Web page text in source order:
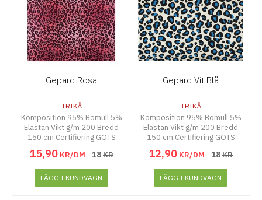
Gepard Rosa
TRIKÅ
Komposition 95% Bomull 5%
Elastan Vikt g/m 200 Bredd
150 cm Certifiering GOTS
15,90 KR/DM 18KR
LÄGG I KUNDVAGN
Gepard Vit Blå
TRIKÅ
Komposition 95% Bomull 5%
Elastan Vikt g/m 200 Bredd
150 cm Certifiering GOTS
12,90 KR/DM 18KR
LÄGG I KUNDVAGN